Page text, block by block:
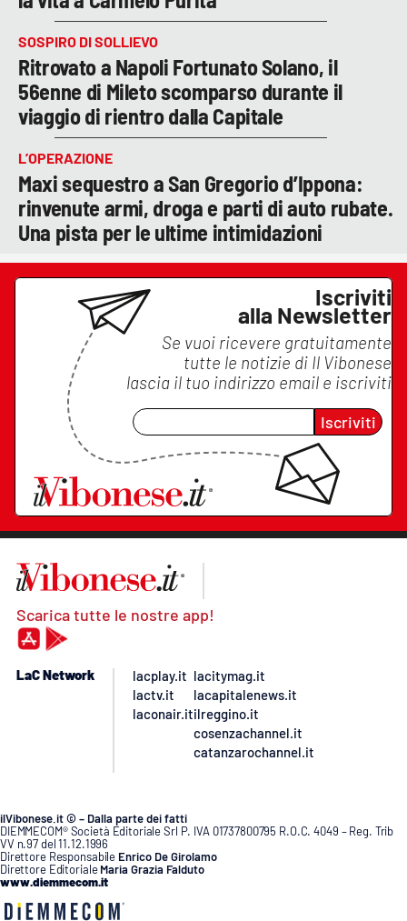
SOSPIRO DI SOLLIEVO
Ritrovato a Napoli Fortunato Solano, il
56enne di Mileto scomparso durante il
viaggio di rientro dalla Capitale
L’OPERAZIONE
Maxi sequestro a San Gregorio d’Ippona:
rinvenute armi, droga e parti di auto rubate.
Una pista per le ultime intimidazioni
Iscriviti
alla Newsletter
Se vuoi ricevere gratuitamente
tutte le notizie di Il Vibonese
lascia il tuo indirizzo email e iscriviti
Iscriviti
Scarica tutte le nostre app!
LaC Network
lacplay.it
lactv.it
laconair.it
lacitymag.it
lacapitalenews.it
ilreggino.it
cosenzachannel.it
catanzarochannel.it
ilVibonese.it © – Dalla parte dei fatti
DIEMMECOM® Società Editoriale Srl P. IVA 01737800795 R.O.C. 4049 – Reg. Trib
VV n.97 del 11.12.1996
Direttore Responsabile Enrico De Girolamo
Direttore Editoriale Maria Grazia Falduto
www.diemmecom.it